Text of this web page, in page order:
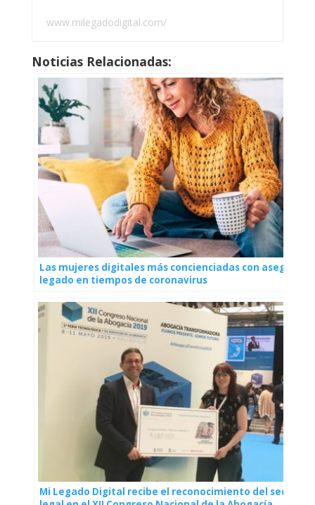
www.milegadodigital.com/
Noticias Relacionadas:
Las mujeres digitales más concienciadas con asegurar
legado en tiempos de coronavirus
Mi Legado Digital recibe el reconocimiento del sector